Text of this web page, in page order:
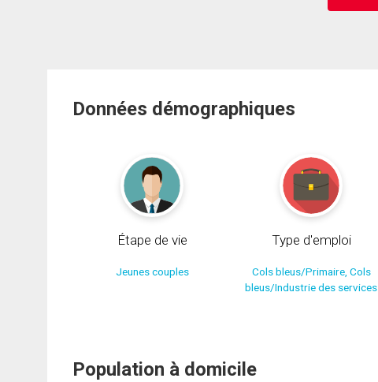
Données démographiques
Étape de vie
Jeunes couples
Type d'emploi
Cols bleus/Primaire, Cols
bleus/Industrie des services
Population à domicile